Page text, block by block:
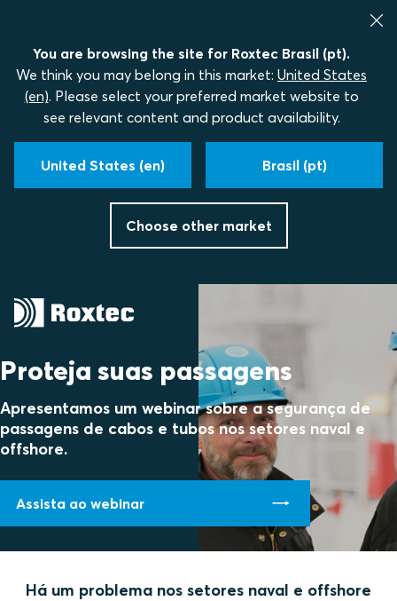
You are browsing the site for Roxtec Brasil (pt).
We think you may belong in this market: United States
(en). Please select your preferred market website to
see relevant content and product availability.
United States (en) Brasil (pt)
Choose other market
Proteja suas passagens
Apresentamos um webinar sobre a segurança de
passagens de cabos e tubos nos setores naval e
offshore.
Assista ao webinar
Há um problema nos setores naval e offshore